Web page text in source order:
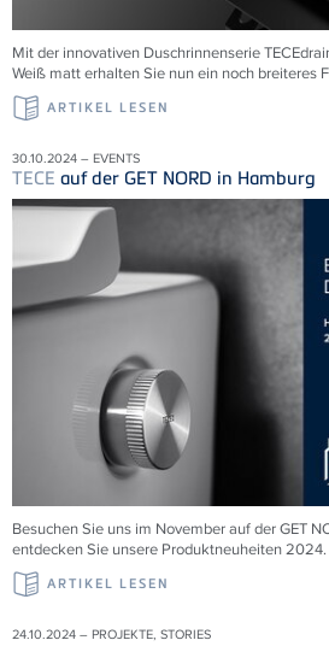
Mit der innovativen DuschrinnenserieTECE
Weiß matt erhalten Sie nun ein noch breiteres
ARTIKEL LESEN
30.10.2024 – EVENTS
TECE auf der GET NORD in Hamburg
Besuchen Sie uns im November auf der GET
entdecken Sie unsere Produktneuheiten 2024.
ARTIKEL LESEN
24.10.2024 – PROJEKTE, STORIES